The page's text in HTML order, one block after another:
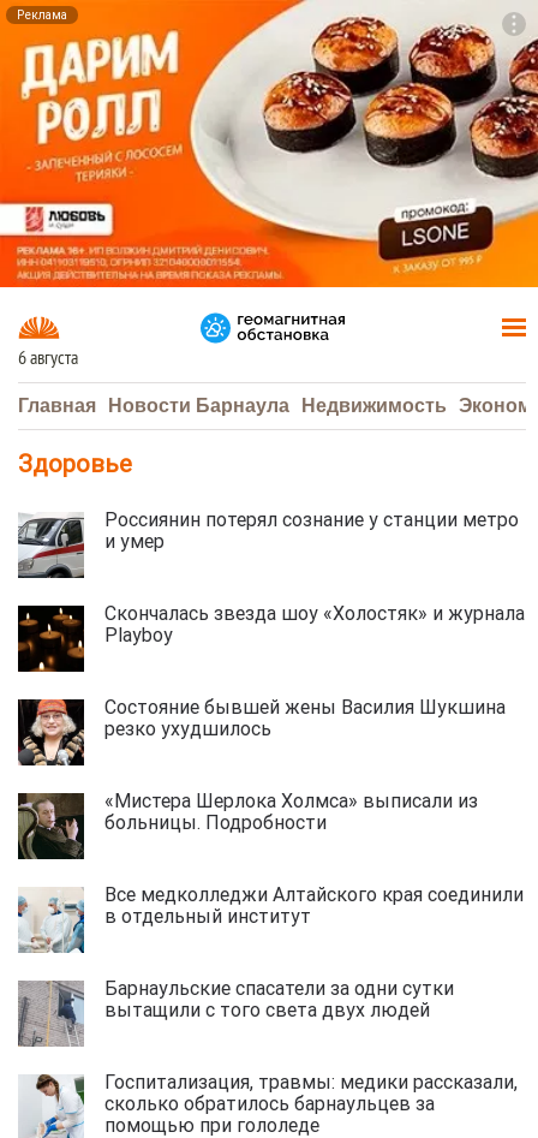
Реклама
6 августа
Главная Новости Барнаула Недвижимость
Здоровье
Россиянин потерял сознание у станции метро
и умер
Скончалась звезда шоу «Холостяк» и журнала
Playboy
Состояние бывшей жены Василия Шукшина
резко ухудшилось
«Мистера Шерлока Холмса» выписали из
больницы. Подробности
Все медколледжи Алтайского края соединили
в отдельный институт
Барнаульские спасатели за одни сутки
вытащили с того света двух людей
Госпитализация, травмы: медики рассказали,
сколько обратилось барнаульцев за
помощью при гололеде